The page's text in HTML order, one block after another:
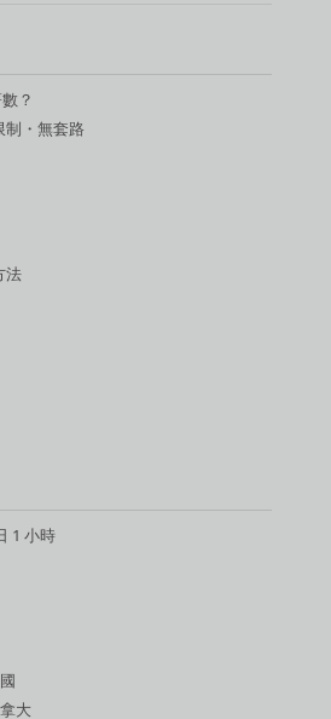
？
制・無套路
法
1 小時
大